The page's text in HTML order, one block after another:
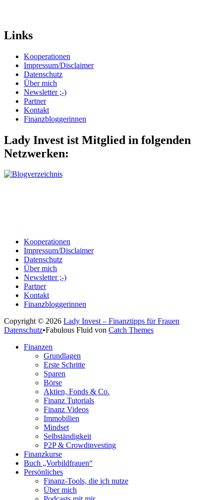
Links
Kooperationen
Impressum/Disclaimer
Datenschutz
Über mich
Newsletter ;-)
Partner
Kontakt
Finanzbloggerinnen
Lady Invest ist Mitglied in folgenden
Netzwerken:
Kooperationen
Impressum/Disclaimer
Datenschutz
Über mich
Newsletter ;-)
Partner
Kontakt
Finanzbloggerinnen
Copyright © 2026 Lady Invest – Finanztipps für Frauen
Datenschutz•Fabulous Fluid von Catch Themes
oben
Finanzen
Grundlagen
Erste Schritte
Sparen
Börse
Aktien, Fonds & Co.
Finanz Tutorials
Finanz Videos
Immobilien
Mindset
Selbständigkeit
P2P & Crowdinvesting
Finanzkurse
Buch „Vorbildfrauen“
Persönliches
Finanz-Tools, die ich nutze
Über mich